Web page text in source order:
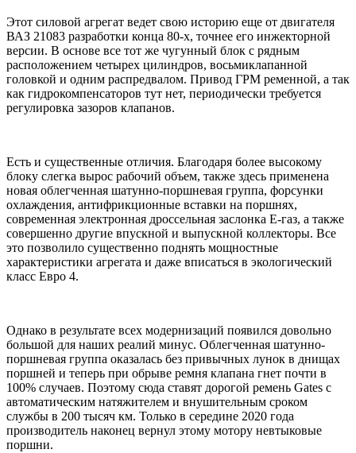
Этот силовой агрегат ведет свою историю еще от двигателя
ВАЗ 21083 разработки конца 80-х, точнее его инжекторной
версии. В основе все тот же чугунный блок с рядным
расположением четырех цилиндров, восьмиклапанной
головкой и одним распредвалом. Привод ГРМ ременной, а так
как гидрокомпенсаторов тут нет, периодически требуется
регулировка зазоров клапанов.
Есть и существенные отличия. Благодаря более высокому
блоку слегка вырос рабочий объем, также здесь применена
новая облегченная шатунно-поршневая группа, форсунки
охлаждения, антифрикционные вставки на поршнях,
современная электронная дроссельная заслонка Е-газ, а также
совершенно другие впускной и выпускной коллекторы. Все
это позволило существенно поднять мощностные
характеристики агрегата и даже вписаться в экологический
класс Евро 4.
Однако в результате всех модернизаций появился довольно
большой для наших реалий минус. Облегченная шатунно-
поршневая группа оказалась без привычных лунок в днищах
поршней и теперь при обрыве ремня клапана гнет почти в
100% случаев. Поэтому сюда ставят дорогой ремень Gates с
автоматическим натяжителем и внушительным сроком
службы в 200 тысяч км. Только в середине 2020 года
производитель наконец вернул этому мотору невтыковые
поршни.